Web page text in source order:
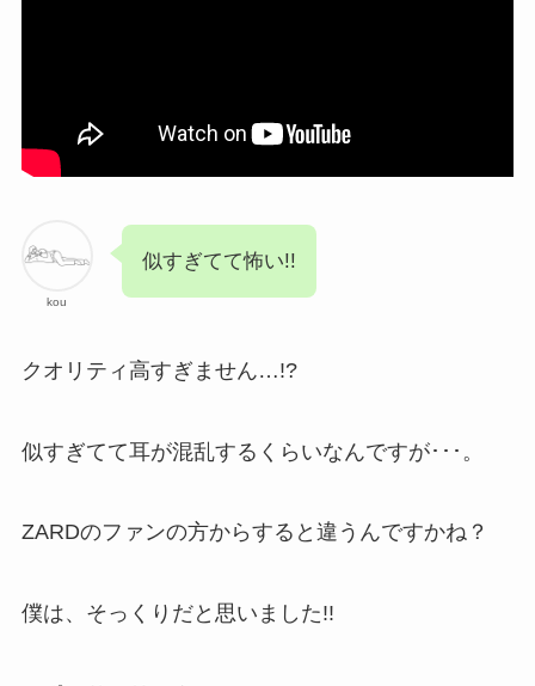
kou
似すぎてて怖い!!
クオリティ高すぎません…!?
似すぎてて耳が混乱するくらいなんですが･･･。
ZARDのファンの方からすると違うんですかね？
僕は、そっくりだと思いました!!